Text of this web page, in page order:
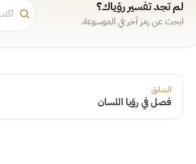
لم تجد تفسير رؤياك؟
ابحث عن رمز آخر في الموسوعة.
السابق
فصل في رؤيا اللسان